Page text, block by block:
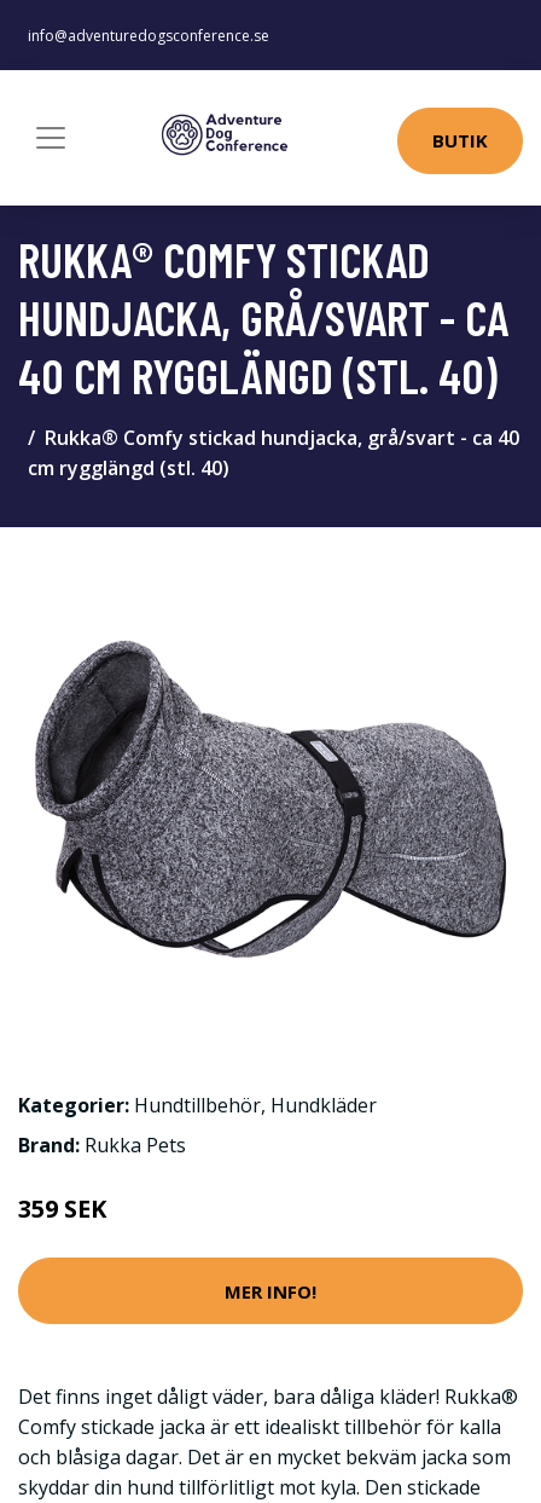
info@adventuredogsconference.se
BUTIK
RUKKA® COMFY STICKAD
HUNDJACKA, GRÅ/SVART - CA
40 CM RYGGLÄNGD (STL. 40)
Rukka® Comfy stickad hundjacka, grå/svart - ca 40
cm rygglängd (stl. 40)
Kategorier: Hundtillbehör, Hundkläder
Brand: Rukka Pets
359 SEK
MER INFO!
Det finns inget dåligt väder, bara dåliga kläder! Rukka®
Comfy stickade jacka är ett idealiskt tillbehör för kalla
och blåsiga dagar. Det är en mycket bekväm jacka som
skyddar din hund tillförlitligt mot kyla. Den stickade